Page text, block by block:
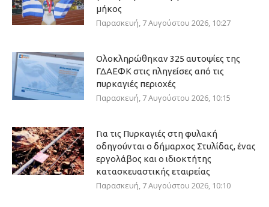
μήκος
Παρασκευή, 7 Αυγούστου 2026, 10:27
Ολοκληρώθηκαν 325 αυτοψίες της
ΓΔΑΕΦΚ στις πληγείσες από τις
πυρκαγιές περιοχές
Παρασκευή, 7 Αυγούστου 2026, 10:15
Για τις Πυρκαγιές στη φυλακή
οδηγούνται ο δήμαρχος Στυλίδας, ένας
εργολάβος και ο ιδιοκτήτης
κατασκευαστικής εταιρείας
Παρασκευή, 7 Αυγούστου 2026, 10:10